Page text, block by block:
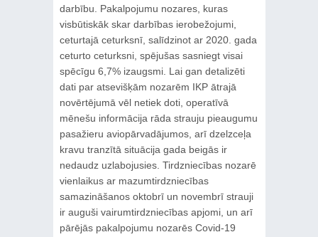
darbību. Pakalpojumu nozares, kuras
visbūtiskāk skar darbības ierobežojumi,
ceturtajā ceturksnī, salīdzinot ar 2020. gada
ceturto ceturksni, spējušas sasniegt visai
spēcīgu 6,7% izaugsmi. Lai gan detalizēti
dati par atsevišķām nozarēm IKP ātrajā
novērtējumā vēl netiek doti, operatīvā
mēnešu informācija rāda strauju pieaugumu
pasažieru aviopārvadājumos, arī dzelzceļa
kravu tranzītā situācija gada beigās ir
nedaudz uzlabojusies. Tirdzniecības nozarē
vienlaikus ar mazumtirdzniecības
samazināšanos oktobrī un novembrī strauji
ir auguši vairumtirdzniecības apjomi, un arī
pārējās pakalpojumu nozarēs Covid-19